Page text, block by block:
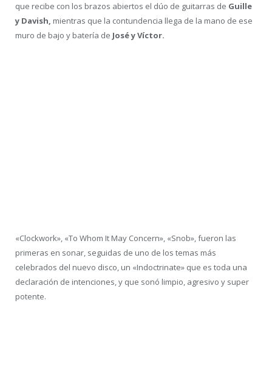
que recibe con los brazos abiertos el dúo de guitarras de Guille
y Davish, mientras que la contundencia llega de la mano de ese
muro de bajo y batería de José y Víctor.
«Clockwork», «To Whom It May Concern», «Snob», fueron las
primeras en sonar, seguidas de uno de los temas más
celebrados del nuevo disco, un «Indoctrinate» que es toda una
declaración de intenciones, y que sonó limpio, agresivo y super
potente.